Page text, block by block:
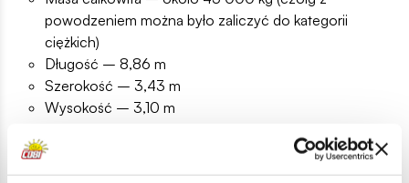
powodzeniem można było zaliczyć do kategorii
ciężkich)
Długość – 8,86 m
Szerokość – 3,43 m
Wysokość – 3,10 m
Prędkość maksymalna – 24 km/h (w terenie), 46 k/h (po
drodze)